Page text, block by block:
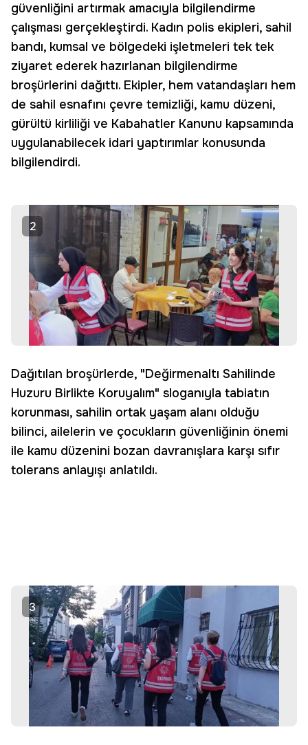
güvenliğini artırmak amacıyla bilgilendirme
çalışması gerçekleştirdi. Kadın polis ekipleri, sahil
bandı, kumsal ve bölgedeki işletmeleri tek tek
ziyaret ederek hazırlanan bilgilendirme
broşürlerini dağıttı. Ekipler, hem vatandaşları hem
de sahil esnafını çevre temizliği, kamu düzeni,
gürültü kirliliği ve Kabahatler Kanunu kapsamında
uygulanabilecek idari yaptırımlar konusunda
bilgilendirdi.
2
Dağıtılan broşürlerde, "Değirmenaltı Sahilinde
Huzuru Birlikte Koruyalım" sloganıyla tabiatın
korunması, sahilin ortak yaşam alanı olduğu
bilinci, ailelerin ve çocukların güvenliğinin önemi
ile kamu düzenini bozan davranışlara karşı sıfır
tolerans anlayışı anlatıldı.
3